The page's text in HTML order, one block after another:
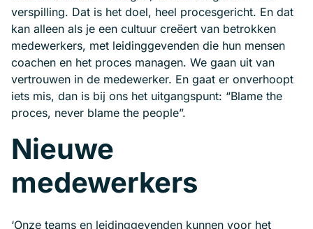
verspilling. Dat is het doel, heel procesgericht. En dat
kan alleen als je een cultuur creëert van betrokken
medewerkers, met leidinggevenden die hun mensen
coachen en het proces managen. We gaan uit van
vertrouwen in de medewerker. En gaat er onverhoopt
iets mis, dan is bij ons het uitgangspunt: “Blame the
proces, never blame the people”.
Nieuwe
medewerkers
‘Onze teams en leidinggevenden kunnen voor het